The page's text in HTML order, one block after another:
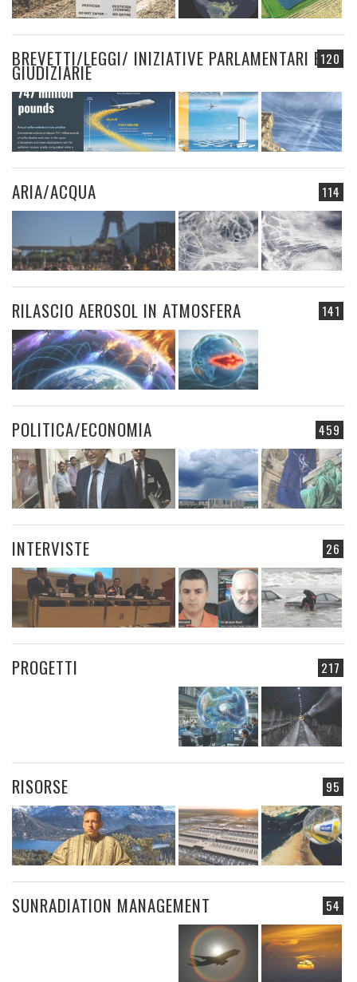
120
BREVETTI/LEGGI/ INIZIATIVE PARLAMENTARI E
GIUDIZIARIE
114
ARIA/ACQUA
141
RILASCIO AEROSOL IN ATMOSFERA
459
POLITICA/ECONOMIA
26
INTERVISTE
217
PROGETTI
95
RISORSE
54
SUNRADIATION MANAGEMENT